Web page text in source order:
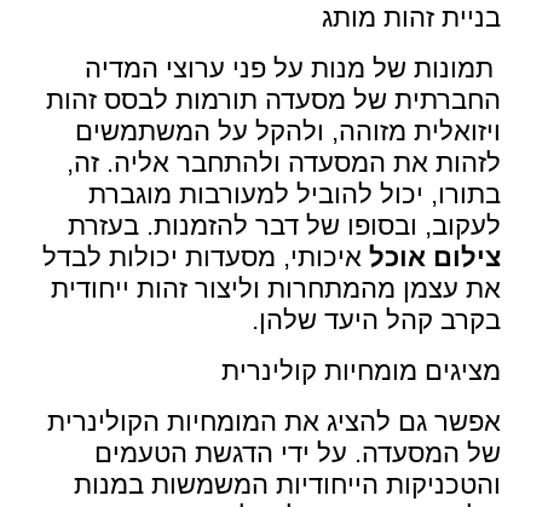
בניית זהות מותג
תמונות של מנות על פני ערוצי המדיה
החברתית של מסעדה תורמות לבסס זהות
ויזואלית מזוהה, ולהקל על המשתמשים
לזהות את המסעדה ולהתחבר אליה. זה,
בתורו, יכול להוביל למעורבות מוגברת
לעקוב, ובסופו של דבר להזמנות. בעזרת
צילום אוכל איכותי, מסעדות יכולות לבדל
את עצמן מהמתחרות וליצור זהות ייחודית
בקרב קהל היעד שלהן.
מציגים מומחיות קולינרית
אפשר גם להציג את המומחיות הקולינרית
של המסעדה. על ידי הדגשת הטעמים
והטכניקות הייחודיות המשמשות במנות